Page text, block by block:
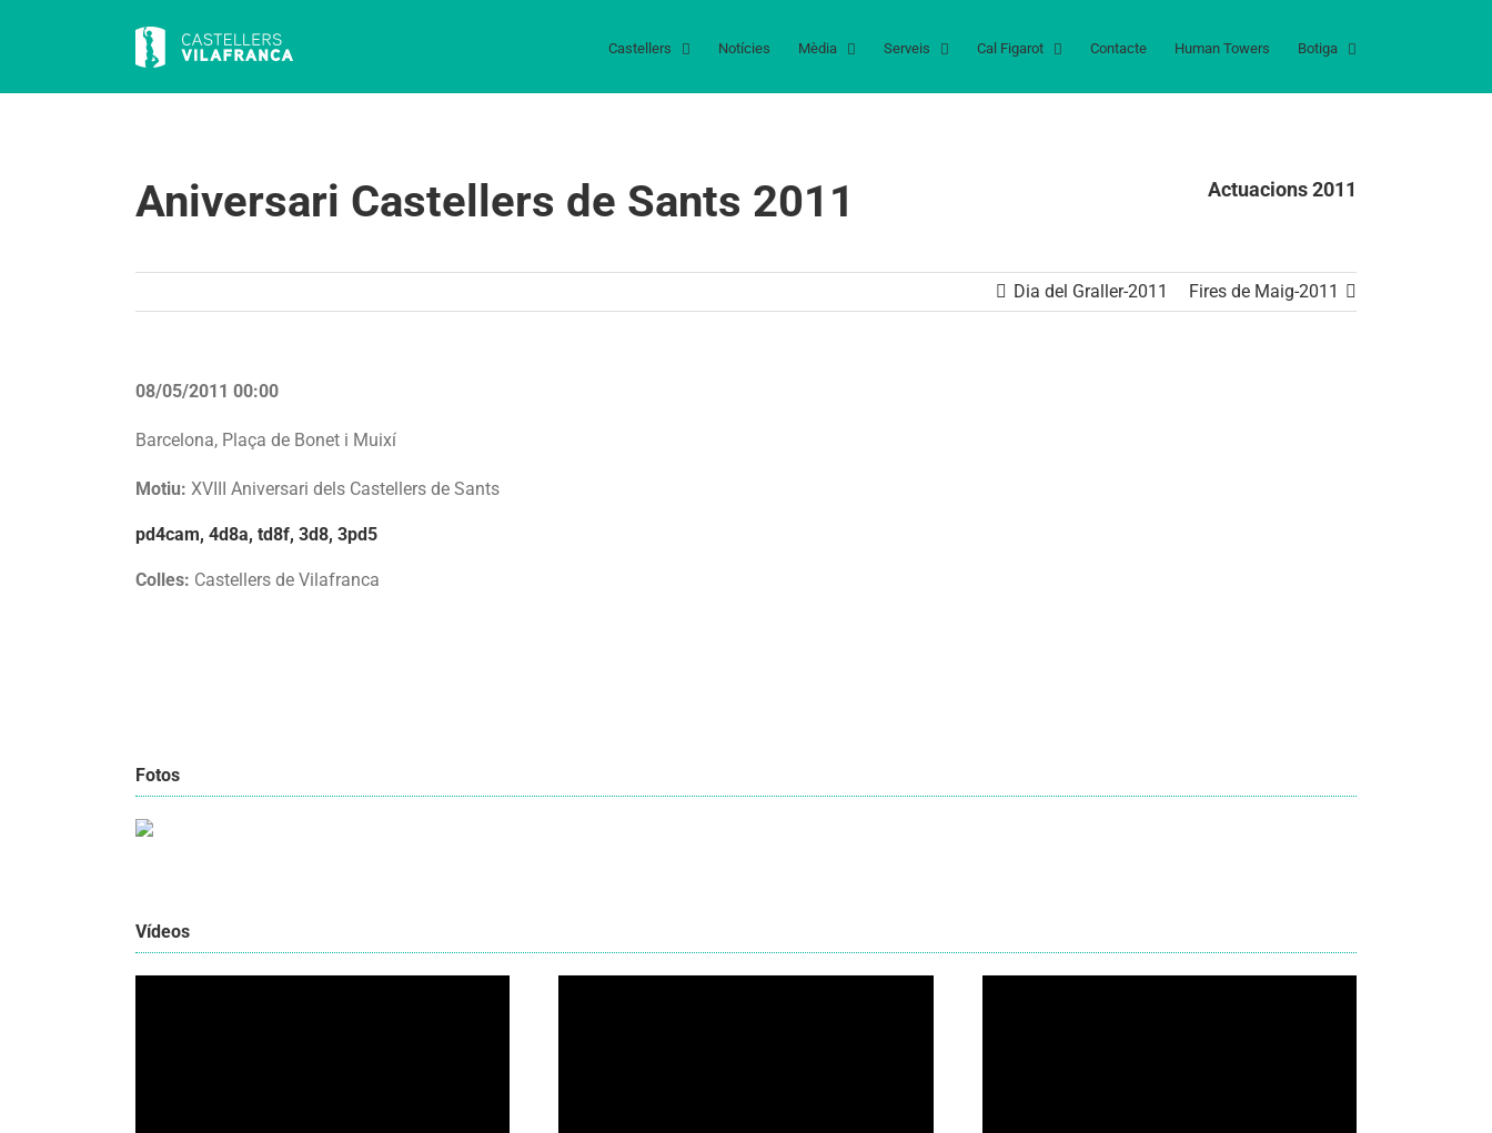
Castellers Notícies Mèdia Serveis Cal Figarot Contacte Human Towers Botiga
Aniversari Castellers de Sants 2011 Actuacions 2011
Dia del Graller-2011 Fires de Maig-2011
08/05/2011 00:00
Barcelona, Plaça de Bonet i Muixí
Motiu: XVIII Aniversari dels Castellers de Sants
pd4cam, 4d8a, td8f, 3d8, 3pd5
Colles: Castellers de Vilafranca
Fotos
Vídeos